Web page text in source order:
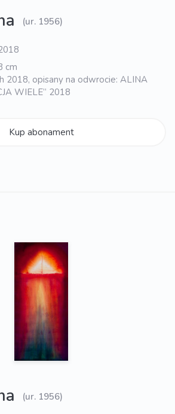
(ur. 1956)
cm
2018, opisany na odwrocie: ALINA
WIELE” 2018
Kup abonament
(ur. 1956)